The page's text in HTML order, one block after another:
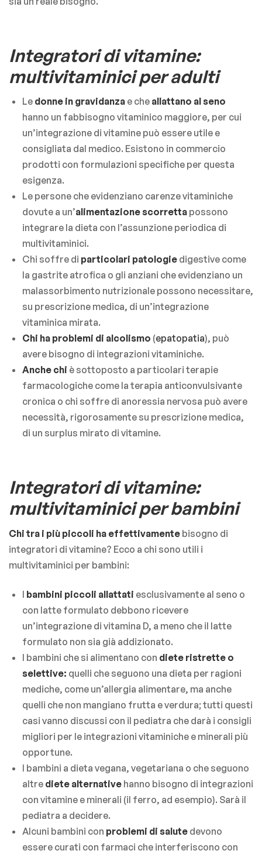
Integratori di vitamine:
multivitaminici per adulti
Le donne in gravidanza e che allattano al seno
hanno un fabbisogno vitaminico maggiore, per cui
un’integrazione di vitamine può essere utile e
consigliata dal medico. Esistono in commercio
prodotti con formulazioni specifiche per questa
esigenza.
Le persone che evidenziano carenze vitaminiche
dovute a un’alimentazione scorretta possono
integrare la dieta con l’assunzione periodica di
multivitaminici.
Chi soffre di particolari patologiedigestive come
la gastrite atrofica o gli anziani che evidenziano un
malassorbimento nutrizionale possono necessitare,
su prescrizione medica, di un’integrazione
vitaminica mirata.
Chi ha problemi di alcolismo (epatopatia), può
avere bisogno di integrazioni vitaminiche.
Anche chi è sottoposto a particolari terapie
farmacologiche come la terapia anticonvulsivante
cronica o chi soffre di anoressia nervosa può avere
necessità, rigorosamente su prescrizione medica,
di un surplus mirato di vitamine.
Integratori di vitamine:
multivitaminici per bambini
Chi tra i più piccoli ha effettivamente bisogno di
integratori di vitamine? Ecco a chi sono utili i
multivitaminici per bambini:
I bambini piccoli allattati esclusivamente al seno o
con latte formulato debbono ricevere
un’integrazione di vitamina D, a meno che il latte
formulato non sia già addizionato.
I bambini che si alimentano con diete ristrette o
selettive: quelli che seguono una dieta per ragioni
mediche, come un’allergia alimentare, ma anche
quelli che non mangiano frutta e verdura; tutti questi
casi vanno discussi con il pediatra che darà i consigli
migliori per le integrazioni vitaminiche e minerali più
opportune.
I bambini a dieta vegana, vegetariana o che seguono
altre diete alternative hanno bisogno di integrazioni
con vitamine e minerali (il ferro, ad esempio). Sarà il
pediatra a decidere.
Alcuni bambini con problemi di salute devono
essere curati con farmaci che interferiscono con